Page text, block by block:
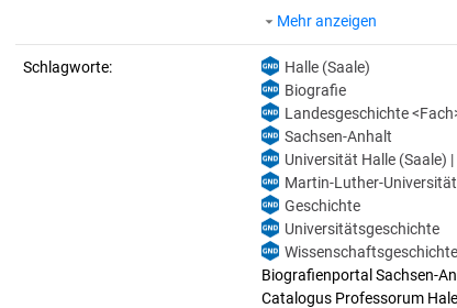
Mehr anzeigen
Schlagworte:
Halle (Saale)
Biografie
Landesgeschichte
Sachsen-Anhalt
Universität Halle (Saale)
Martin-Luther-
Geschichte
Universitätsgeschichte
Wissenschaftsgeschichte
Biografienportal Sachsen-
Catalogus Professorum